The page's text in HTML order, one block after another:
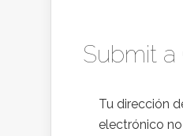
Submit
Tu dirección
electrónico